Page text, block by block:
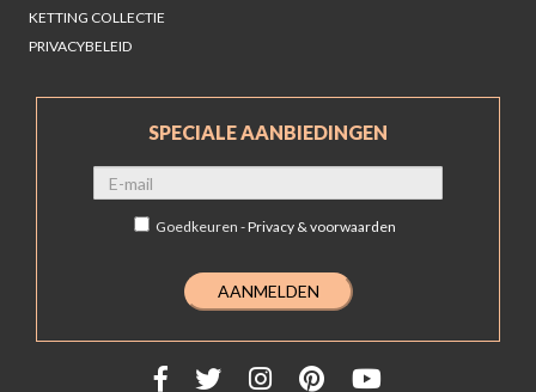
KETTING COLLECTIE
PRIVACYBELEID
SPECIALE AANBIEDINGEN
Goedkeuren -Privacy & voorwaarden